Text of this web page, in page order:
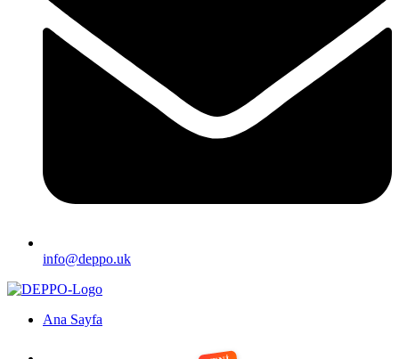
info@deppo.uk
Ana Sayfa